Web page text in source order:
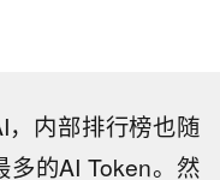
内部排行榜也随
多的AI Token。然